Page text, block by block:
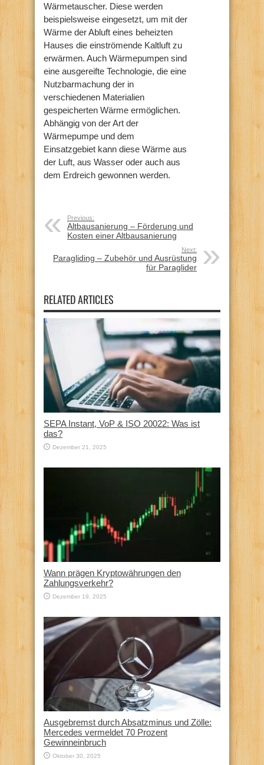
Wärmetauscher. Diese werden
beispielsweise eingesetzt, um mit der
Wärme der Abluft eines beheizten
Hauses die einströmende Kaltluft zu
erwärmen. Auch Wärmepumpen sind
eine ausgereifte Technologie, die eine
Nutzbarmachung der in
verschiedenen Materialien
gespeicherten Wärme ermöglichen.
Abhängig von der Art der
Wärmepumpe und dem
Einsatzgebiet kann diese Wärme aus
der Luft, aus Wasser oder auch aus
dem Erdreich gewonnen werden.
Previous:
Altbausanierung – Förderung und
Kosten einer Altbausanierung
Next:
Paragliding – Zubehör und Ausrüstung
für Paraglider
RELATED ARTICLES
SEPA Instant, VoP & ISO 20022: Was ist
das?
Dezember 21, 2025
Wann prägen Kryptowährungen den
Zahlungsverkehr?
Dezember 19, 2025
Ausgebremst durch Absatzminus und Zölle:
Mercedes vermeldet 70 Prozent
Gewinneinbruch
Oktober 30, 2025